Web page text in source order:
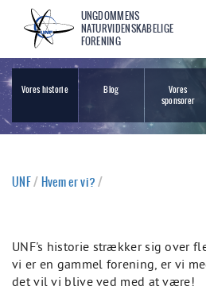
UNGDOMMENS
NATURVIDENSKABELIGE
FORENING
Vores historie Blog
Vores
sponsorer
UNF/Hvem er vi? /
UNF's historie strækker sig over
vi er en gammel forening, er vi
det vil vi blive ved med at være!